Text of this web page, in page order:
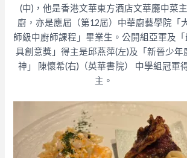
(中)，他是香港文華東方酒店文華廳中菜主
廚，亦是應屆（第12屆）中華廚藝學院「
師級中廚師課程」畢業生。公開組亞軍及「
具創意獎」得主是邱燕萍(左)及「新晉少年
神」 陳懷希(右)（英華書院） 中學組冠軍
主。